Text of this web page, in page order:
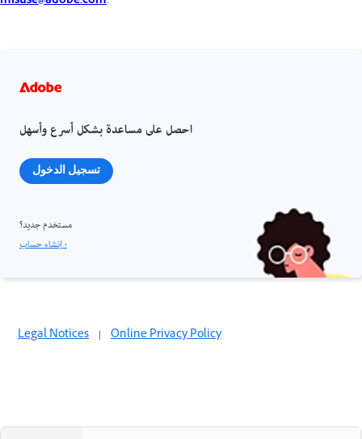
احصل على مساعدة بشكل أسرع وأسهل
تسجيل الدخول
مستخدم جديد؟
إنشاء حساب ›
Legal Notices | Online Privacy Policy